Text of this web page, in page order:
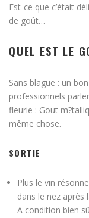
Est-ce que c’était
de goût…
QUEL EST LE
Sans blague : un
professionnels
fleurie : Gout
même chose.
SORTIE
Plus le vin
dans le nez après
A condition bien